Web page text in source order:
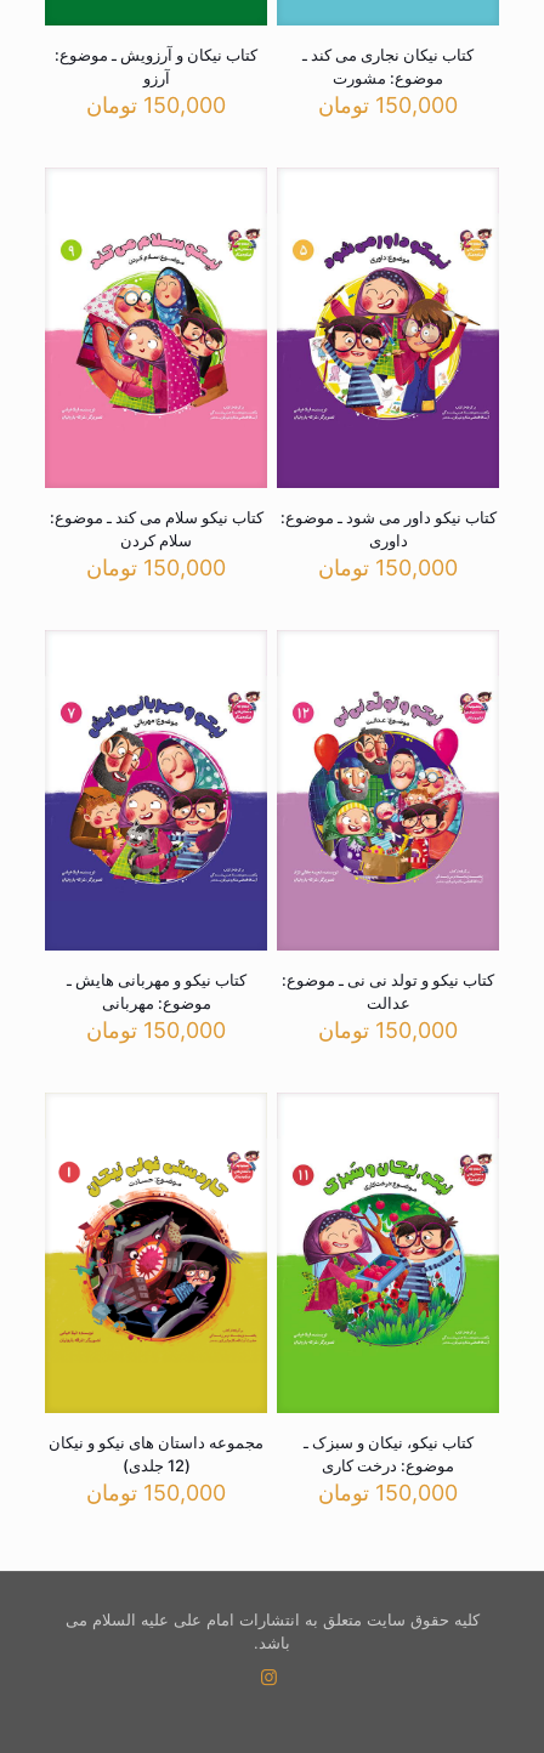
کتاب نیکان نجاری می کند ـ
موضوع: مشورت
150,000 تومان
کتاب نیکان و آرزویش ـ موضوع:
آرزو
150,000 تومان
کتاب نیکو داور می شود ـ موضوع:
داوری
150,000 تومان
کتاب نیکو سلام می کند ـ موضوع:
سلام کردن
150,000 تومان
کتاب نیکو و تولد نی نی ـ موضوع:
عدالت
150,000 تومان
کتاب نیکو و مهربانی هایش ـ
موضوع: مهربانی
150,000 تومان
کتاب نیکو، نیکان و سبزک ـ
موضوع: درخت کاری
150,000 تومان
مجموعه داستان های نیکو و نیکان
(12 جلدی)
150,000 تومان
کلیه حقوق سایت متعلق به انتشارات امام علی علیه السلام می
باشد.